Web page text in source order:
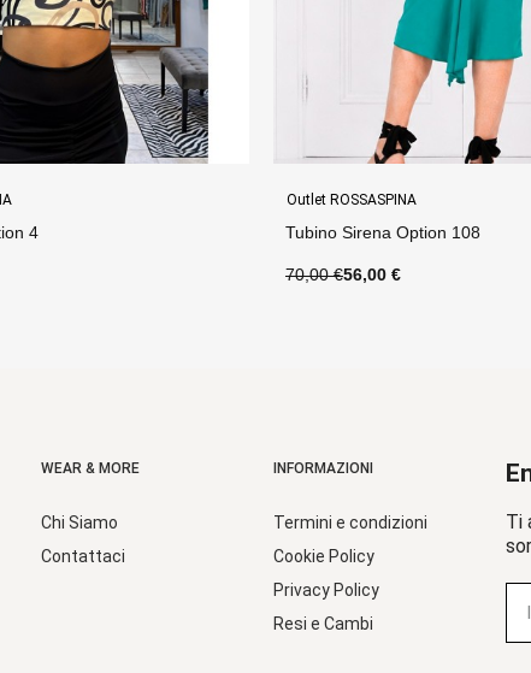
108
Outlet ROSSASPINA
Top Delizia Option 4
65,00 €52,00 €
WEAR & MORE
Chi Siamo
Contattaci
INFORMAZIONI
Termini e condizioni
Cookie Policy
Privacy Policy
Resi e Cambi
Ti